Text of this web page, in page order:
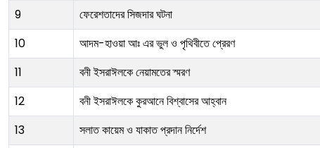
9
ফেরেশতাদের সিজদার ঘটনা
10
আদম-হাওয়া আঃ এর ভুল ও পৃথিবীতে প্রেরণ
11
বনী ইসরাঈলকে নেয়ামতের স্মরণ
12
বনী ইসরাঈলকে কুরআনে বিশ্বাসের আহ্বান
13
সলাত কায়েম ও যাকাত প্রদান নির্দেশ